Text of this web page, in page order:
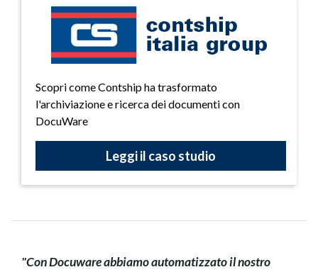
Scopri come Contship ha trasformato
l'archiviazione e ricerca dei documenti con
DocuWare
Leggi il caso studio
"Con Docuware abbiamo automatizzato il nostro